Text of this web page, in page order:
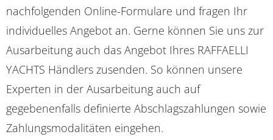
nachfolgenden Online-Formulare und fragen Ihr
individuelles Angebot an. Gerne können Sie uns zur
Ausarbeitung auch das Angebot Ihres RAFFAELLI
YACHTS Händlers zusenden. So können unsere
Experten in der Ausarbeitung auch auf
gegebenenfalls definierte Abschlagszahlungen sowie
Zahlungsmodalitäten eingehen.